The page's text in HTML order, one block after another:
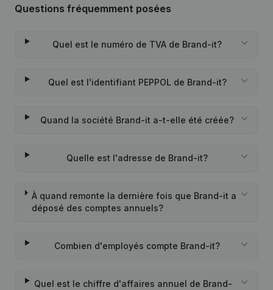
Questions fréquemment posées
Quel est le numéro de TVA de Brand-it?
Quel est l'identifiant PEPPOL de Brand-it?
Quand la société Brand-it a-t-elle été créée?
Quelle est l'adresse de Brand-it?
À quand remonte la dernière fois que Brand-it a
déposé des comptes annuels?
Combien d'employés compte Brand-it?
Quel est le chiffre d'affaires annuel de Brand-